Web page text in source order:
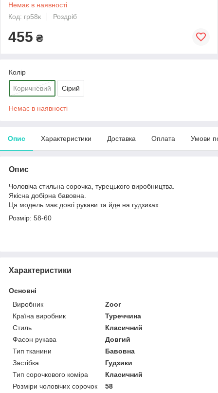
Немає в наявності
Код: гр58к
Роздріб
455 ₴
Колір
Коричневий Сірий
Немає в наявності
Опис Характеристики Доставка Оплата Умови
Опис
Чоловіча стильна сорочка, турецького виробництва.
Якісна добірна бавовна.
Ця модель має довгі рукави та йде на гудзиках.
Розмір: 58-60
Характеристики
Основні
Виробник
Zoor
Країна виробник
Туреччина
Стиль
Класичний
Фасон рукава
Довгий
Тип тканини
Бавовна
Застібка
Гудзики
Тип сорочкового коміра
Класичний
Розміри чоловічих сорочок
58